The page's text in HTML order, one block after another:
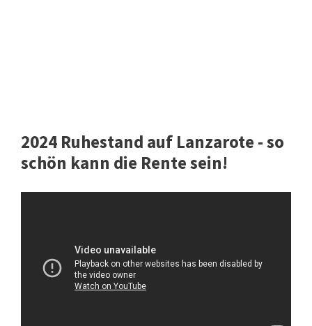
2024 Ruhestand auf Lanzarote - so
schön kann die Rente sein!